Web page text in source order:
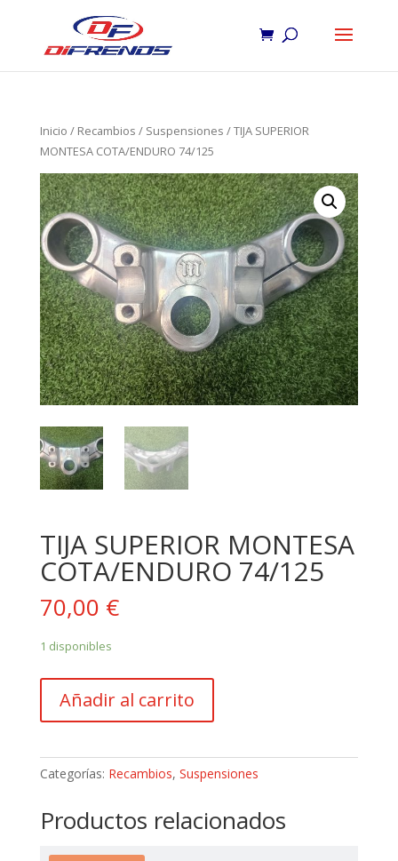
Inicio / Recambios / Suspensiones / TIJA SUPERIOR
MONTESA COTA/ENDURO 74/125
TIJA SUPERIOR MONTESA
COTA/ENDURO 74/125
70,00 €
1 disponibles
SUPERIOR
MONTESA
74/125
Añadir al carrito
Categorías: Recambios, Suspensiones
Productos relacionados